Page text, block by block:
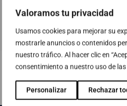
Valoramos tu privacidad
Usamos cookies para mejorar su
mostrarle anuncios o contenidos
nuestro tráfico. Al hacer clic en
consentimiento a nuestro uso de las
Personalizar Rechazar